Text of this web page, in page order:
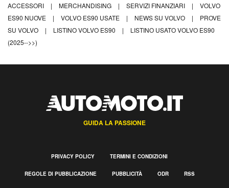
ACCESSORI
| MERCHANDISING | SERVIZI FINANZIARI |
VOLVO
ES90 NUOVE
| VOLVO ES90 USATE | NEWS SU VOLVO |
PROVE
SU VOLVO
| LISTINO VOLVO ES90 |
LISTINO USATO VOLVO ES90
(2025-->>)
GUIDA LA PASSIONE
PRIVACY POLICY TERMINI E CONDIZIONI
REGOLE DI PUBBLICAZIONE PUBBLICITÀ ODR RSS